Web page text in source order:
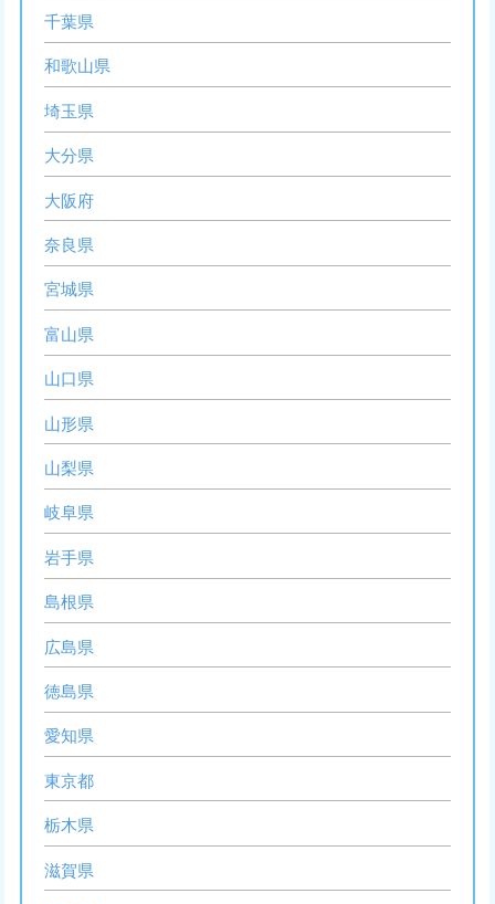
千葉県
和歌山県
埼玉県
大分県
大阪府
奈良県
宮城県
富山県
山口県
山形県
山梨県
岐阜県
岩手県
島根県
広島県
徳島県
愛知県
東京都
栃木県
滋賀県